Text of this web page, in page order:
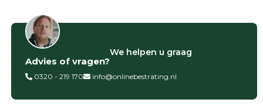
Filter op
Categorieën
Betontegels
Advies of vragen?
We helpen u graag
0320 - 219 170 info@onlinebestrating.nl